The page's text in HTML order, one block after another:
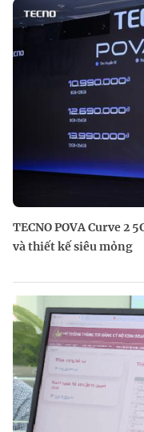
TECNO POVA Curve 2
và thiết kế siêu mỏng